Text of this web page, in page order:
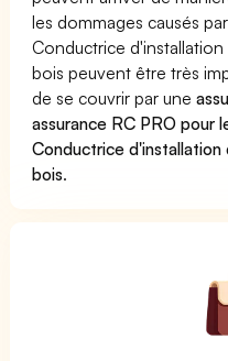
les dommages causés
Conductrice
bois peuvent être très
de se couvrir par une
assurance RC PRO pour
Conductrice
bois.